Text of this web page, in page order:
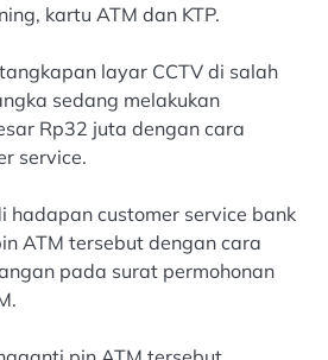
kartu ATM dan KTP.
layar CCTV di salah
sedang melakukan
Rp32 juta dengan cara
service.
hadapan customer service bank
ATM tersebut dengan cara
pada surat permohonan